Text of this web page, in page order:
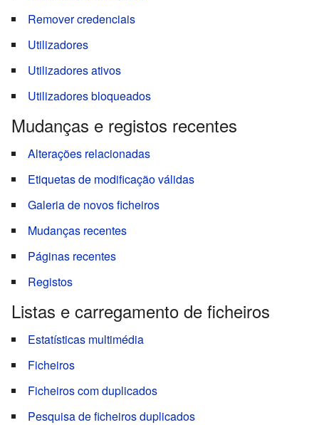
Remover credenciais
Utilizadores
Utilizadores ativos
Utilizadores bloqueados
Mudanças e registos recentes
Alterações relacionadas
Etiquetas de modificação válidas
Galeria de novos ficheiros
Mudanças recentes
Páginas recentes
Registos
Listas e carregamento de ficheiros
Estatísticas multimédia
Ficheiros
Ficheiros com duplicados
Pesquisa de ficheiros duplicados